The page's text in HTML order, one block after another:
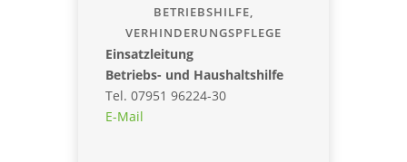
BETRIEBSHILFE,
VERHINDERUNGSPFLEGE
Einsatzleitung
Betriebs- und Haushaltshilfe
Tel. 07951 96224-30
E-Mail